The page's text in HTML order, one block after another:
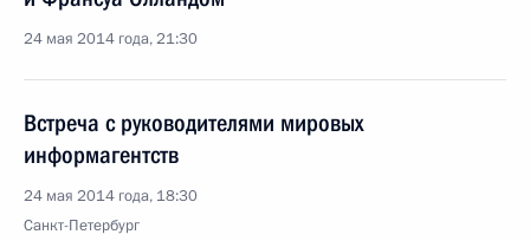
24 мая 2014 года, 21:30
Встреча с руководителями мировых
информагентств
24 мая 2014 года, 18:30
Санкт-Петербург